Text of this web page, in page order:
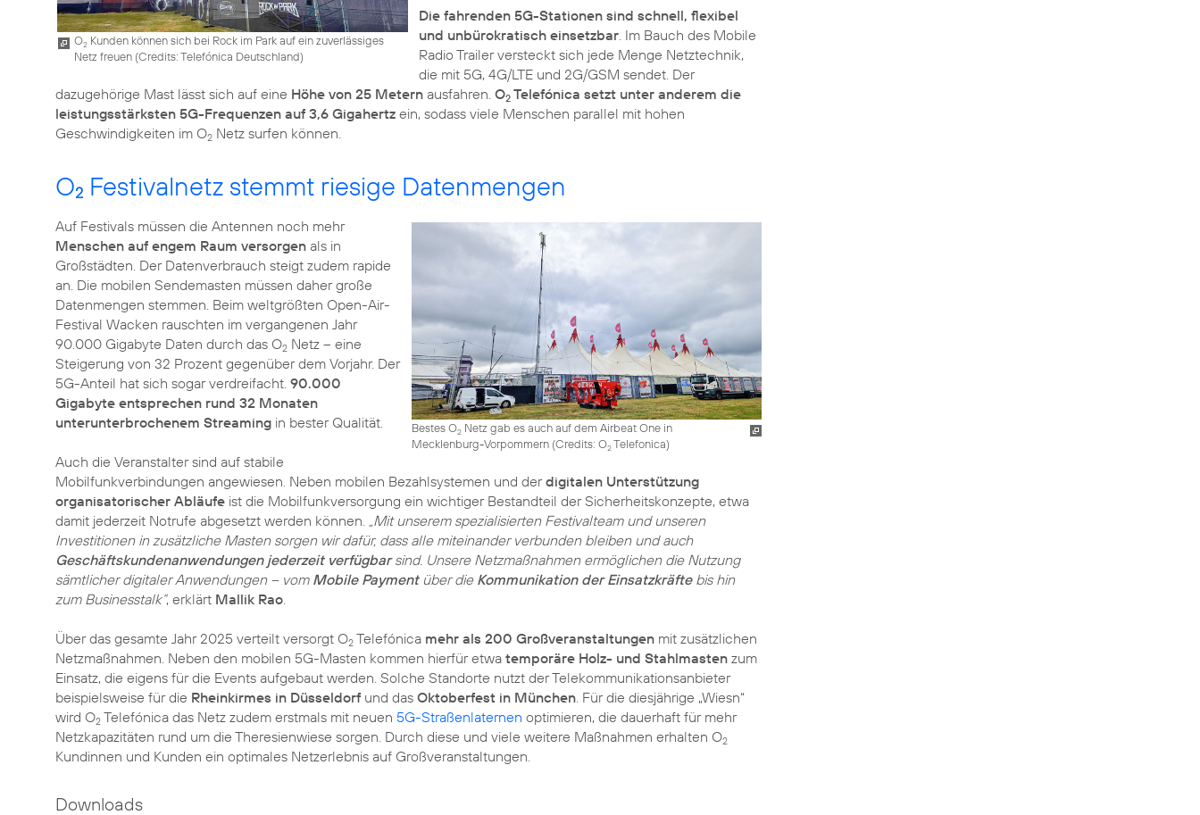
O2 Kunden können sich bei Rock im Park auf ein zuverlässiges
Netz freuen (Credits: Telefónica Deutschland)
Die fahrenden 5G-Stationen sind schnell, flexibel
und unbürokratisch einsetzbar. Im Bauch des Mobile
Radio Trailer versteckt sich jede Menge Netztechnik,
die mit 5G, 4G/LTE und 2G/GSM sendet. Der
dazugehörige Mast lässt sich auf eine Höhe von 25 Metern ausfahren. O2 Telefónica setzt unter anderem die
leistungsstärksten 5G-Frequenzen auf 3,6 Gigahertz ein, sodass viele Menschen parallel mit hohen
Geschwindigkeiten im O2 Netz surfen können.
O2 Festivalnetz stemmt riesige Datenmengen
Bestes O2Netz gab es auch auf dem Airbeat One in
Mecklenburg-Vorpommern (Credits: O2Telefonica)
Auf Festivals müssen die Antennen noch mehr
Menschen auf engem Raum versorgen als in
Großstädten. Der Datenverbrauch steigt zudem rapide
an. Die mobilen Sendemasten müssen daher große
Datenmengen stemmen. Beim weltgrößten Open-Air-
Festival Wacken rauschten im vergangenen Jahr
90.000 Gigabyte Daten durch das O2 Netz – eine
Steigerung von 32 Prozent gegenüber dem Vorjahr. Der
5G-Anteil hat sich sogar verdreifacht. 90.000
Gigabyte entsprechen rund 32 Monaten
unterunterbrochenem Streaming in bester Qualität.
Auch die Veranstalter sind auf stabile
Mobilfunkverbindungen angewiesen. Neben mobilen Bezahlsystemen und derdigitalen Unterstützung
organisatorischer Abläufe ist die Mobilfunkversorgung ein wichtiger Bestandteil der Sicherheitskonzepte, etwa
damit jederzeit Notrufe abgesetzt werden können. „Mit unserem spezialisierten Festivalteam und unseren
Investitionen in zusätzliche Masten sorgen wir dafür, dass alle miteinander verbunden bleiben und auch
Geschäftskundenanwendungen jederzeit verfügbarsind. Unsere Netzmaßnahmen ermöglichen die Nutzung
sämtlicher digitaler Anwendungen – vom Mobile Paymentüber die Kommunikation der Einsatzkräftebis hin
zum Businesstalk“, erklärt Mallik Rao.
Über das gesamte Jahr 2025 verteilt versorgt O2 Telefónica mehr als 200 Großveranstaltungen mit zusätzlichen
Netzmaßnahmen. Neben den mobilen 5G-Masten kommen hierfür etwa temporäre Holz- und Stahlmasten zum
Einsatz, die eigens für die Events aufgebaut werden. Solche Standorte nutzt der Telekommunikationsanbieter
beispielsweise für die Rheinkirmes in Düsseldorf und das Oktoberfest in München. Für die diesjährige „Wiesn“
wird O2 Telefónica das Netz zudem erstmals mit neuen 5G-Straßenlaternen optimieren, die dauerhaft für mehr
Netzkapazitäten rund um die Theresienwiese sorgen. Durch diese und viele weitere Maßnahmen erhalten O2
Kundinnen und Kunden ein optimales Netzerlebnis auf Großveranstaltungen.
Downloads